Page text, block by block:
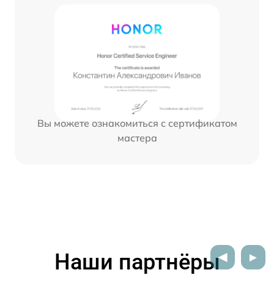
Вы можете ознакомиться с сертификатом
мастера
Наши партнёры